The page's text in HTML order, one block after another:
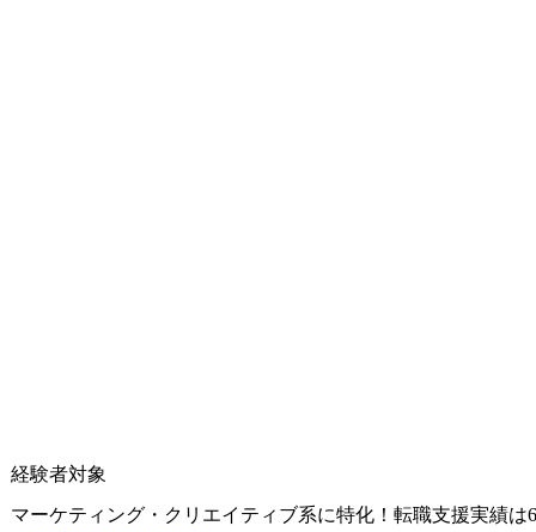
経験者対象
マーケティング・クリエイティブ系に特化！転職支援実績は